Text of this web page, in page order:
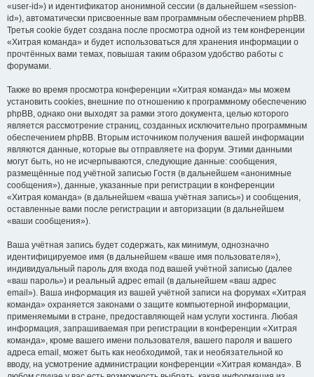
«user-id») и идентификатор анонимной сессии (в дальнейшем «session-
id»), автоматически присвоенные вам программным обеспечением phpBB.
Третья cookie будет создана после просмотра одной из тем конференции
«Хитрая команда» и будет использоваться для хранения информации о
прочтённых вами темах, повышая таким образом удобство работы с
форумами.
Также во время просмотра конференции «Хитрая команда» мы можем
установить cookies, внешние по отношению к программному обеспечению
phpBB, однако они выходят за рамки этого документа, целью которого
является рассмотрение страниц, созданных исключительно программным
обеспечением phpBB. Вторым источником получения вашей информации
являются данные, которые вы отправляете на форум. Этими данными
могут быть, но не исчерпываются, следующие данные: сообщения,
размещённые под учётной записью Гостя (в дальнейшем «анонимные
сообщения»), данные, указанные при регистрации в конференции
«Хитрая команда» (в дальнейшем «ваша учётная запись») и сообщения,
оставленные вами после регистрации и авторизации (в дальнейшем
«ваши сообщения»).
Ваша учётная запись будет содержать, как минимум, однозначно
идентифицируемое имя (в дальнейшем «ваше имя пользователя»),
индивидуальный пароль для входа под вашей учётной записью (далее
«ваш пароль») и реальный адрес email (в дальнейшем «ваш адрес
email»). Ваша информация из вашей учётной записи на форумах «Хитрая
команда» охраняется законами о защите компьютерной информации,
применяемыми в стране, предоставляющей нам услуги хостинга. Любая
информация, запрашиваемая при регистрации в конференции «Хитрая
команда», кроме вашего имени пользователя, вашего пароля и вашего
адреса email, может быть как необходимой, так и необязательной ко
вводу, на усмотрение администрации конференции «Хитрая команда». В